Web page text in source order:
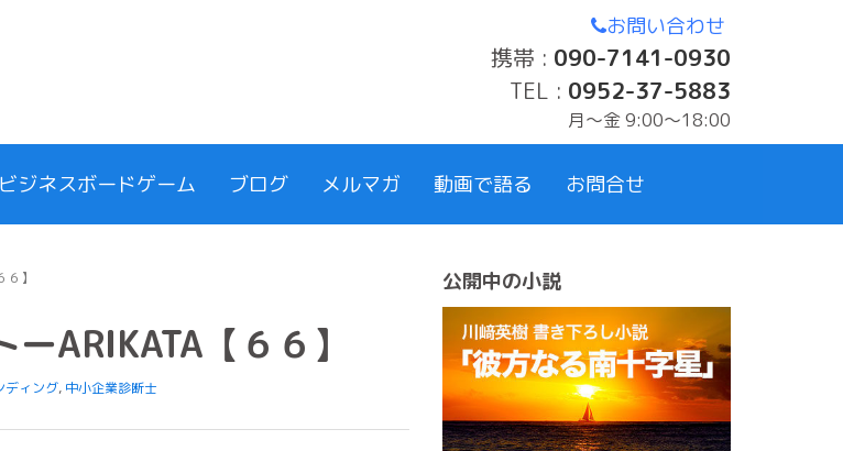
お問い合わせ
携帯 : 090-7141-0930
TEL : 0952-37-5883
月〜金 9:00～18:00
ビジネスボードゲーム ブログ メルマガ 動画で語る お問合せ
】
ARIKATA【６６】
ディング, 中小企業診断士
公開中の小説